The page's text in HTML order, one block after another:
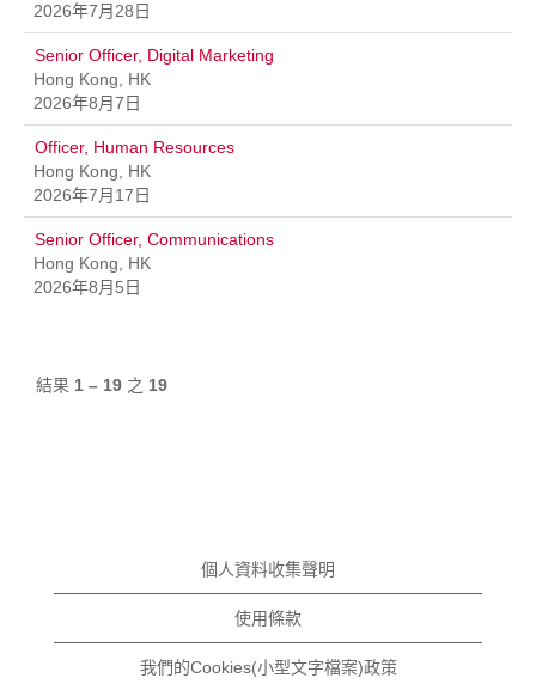
2026年7月28日
Senior Officer, Digital Marketing
Hong Kong, HK
2026年8月7日
Officer, Human Resources
Hong Kong, HK
2026年7月17日
Senior Officer, Communications
Hong Kong, HK
2026年8月5日
結果 1 – 19 之 19
個人資料收集聲明
使用條款
我們的Cookies(小型文字檔案)政策